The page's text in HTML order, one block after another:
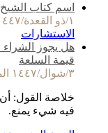
اسم كتاب
١/ذو القعدة/١٤٤٧ الموافق ١٨/أبريل/٢٠٢٦
الاستشارات
هل يجوز الشراء
قيمة السلعة
٣/شوال/١٤٤٧ الموافق ٢٢/مارس/٢٠٢٦
خلاصة القول:
فيه شيء يمنع.